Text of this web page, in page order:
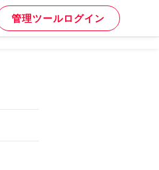
管理ツールログイン